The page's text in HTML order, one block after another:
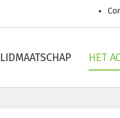
LIDMAATSCHAP HET